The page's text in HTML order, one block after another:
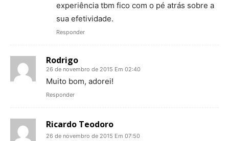
experiência tbm fico com o pé atrás sobre a
sua efetividade.
Responder
Rodrigo
26 de novembro de 2015 Em 02:40
Muito bom, adorei!
Responder
Ricardo Teodoro
26 de novembro de 2015 Em 07:50